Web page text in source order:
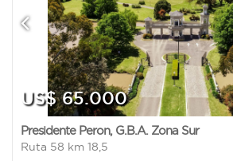
US$ 65.000
Presidente Peron, G.B.A. Zona Sur
Ruta 58 km 18,5